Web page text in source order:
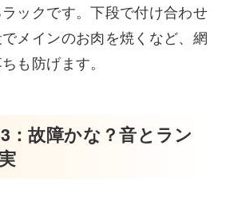
ックです。下段で付け合わせ
メインのお肉を焼くなど、網
も防げます。
：故障かな？音とラン